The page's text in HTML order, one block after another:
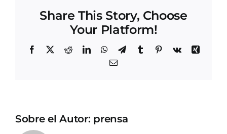
Share This Story, Choose
Your Platform!
Facebook
X RedditLinkedInWhatsApp
TelegramTumblrPinterest
Vk
Xing
Correo
Sobre el Autor: prensa